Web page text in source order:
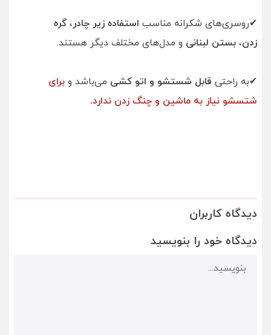
✔روسری‌های شکرانه مناسب استفاده زیر چادر، گره
زدن، بستن لبنانی و مدل‌های مختلف دیگر هستند.
✔به راحتی قابل شستشو و اتو کشی می‌باشد و برای
شتسشو نیاز به ماشین و چنگ زدن ندارد.
دیدگاه کاربران
دیدگاه خود را بنویسید